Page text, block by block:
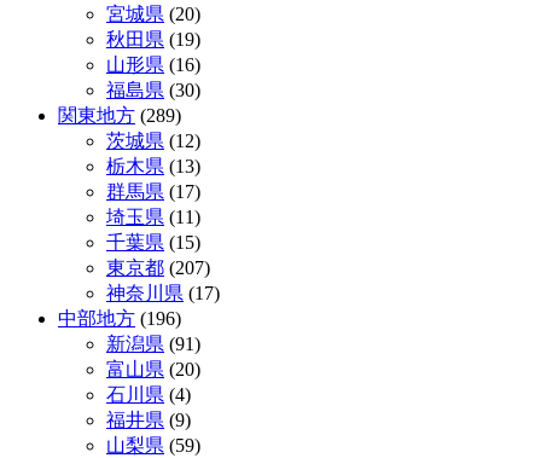
宮城県 (20)
秋田県 (19)
山形県 (16)
福島県 (30)
関東地方 (289)
茨城県 (12)
栃木県 (13)
群馬県 (17)
埼玉県 (11)
千葉県 (15)
東京都 (207)
神奈川県 (17)
中部地方 (196)
新潟県 (91)
富山県 (20)
石川県 (4)
福井県 (9)
山梨県 (59)